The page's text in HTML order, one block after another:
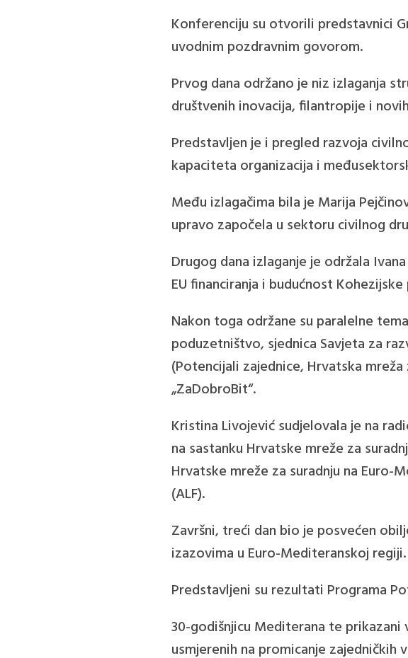
Konferenciju su otvorili predstavnici
uvodnim pozdravnim govorom.
Prvog dana održano je niz izlaganja
društvenih inovacija, filantropije i
Predstavljen je i pregled razvoja
kapaciteta organizacija i
Među izlagačima bila je Marija
upravo započela u sektoru civilnog
Drugog dana izlaganje je održala
EU financiranja i budućnost
Nakon toga održane su paralelne
poduzetništvo, sjednica Savjeta za
(Potencijali zajednice, Hrvatska
„ZaDobroBit“.
Kristina Livojević sudjelovala je na
na sastanku Hrvatske mreže za
Hrvatske mreže za suradnju na Euro-
(ALF).
Završni, treći dan bio je posvećen
izazovima u Euro-Mediteranskoj
Predstavljeni su rezultati Programa
30-godišnjicu Mediterana te
usmjerenih na promicanje